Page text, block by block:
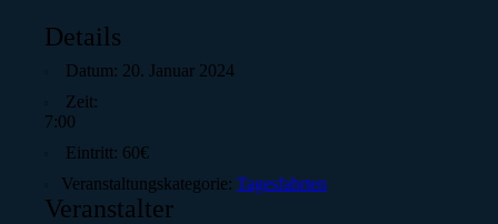
Details
Datum: 20. Januar 2024
Zeit:
7:00
Eintritt: 60€
Veranstaltungskategorie: Tagesfahrten
Veranstalter